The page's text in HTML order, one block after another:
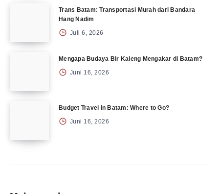
Trans Batam: Transportasi Murah dari Bandara
Hang Nadim
Juli 6, 2026
Mengapa Budaya Bir Kaleng Mengakar di Batam?
Juni 16, 2026
Budget Travel in Batam: Where to Go?
Juni 16, 2026